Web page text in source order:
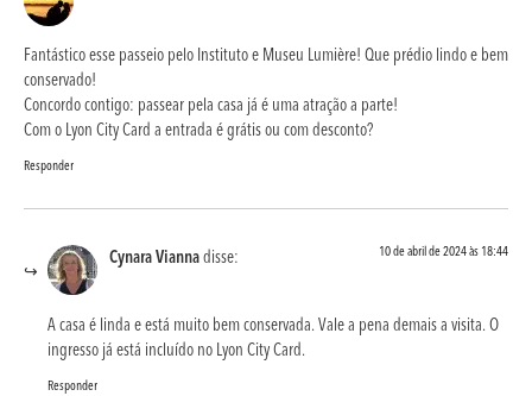
Fantástico esse passeio pelo Instituto e Museu Lumière! Que prédio lindo e bem
conservado!
Concordo contigo: passear pela casa já é uma atração a parte!
Com o Lyon City Card a entrada é grátis ou com desconto?
Responder
Cynara Viannadisse: 10 de abril de 2024 às 18:44
A casa é linda e está muito bem conservada. Vale a pena demais a visita. O
ingresso já está incluído no Lyon City Card.
Responder